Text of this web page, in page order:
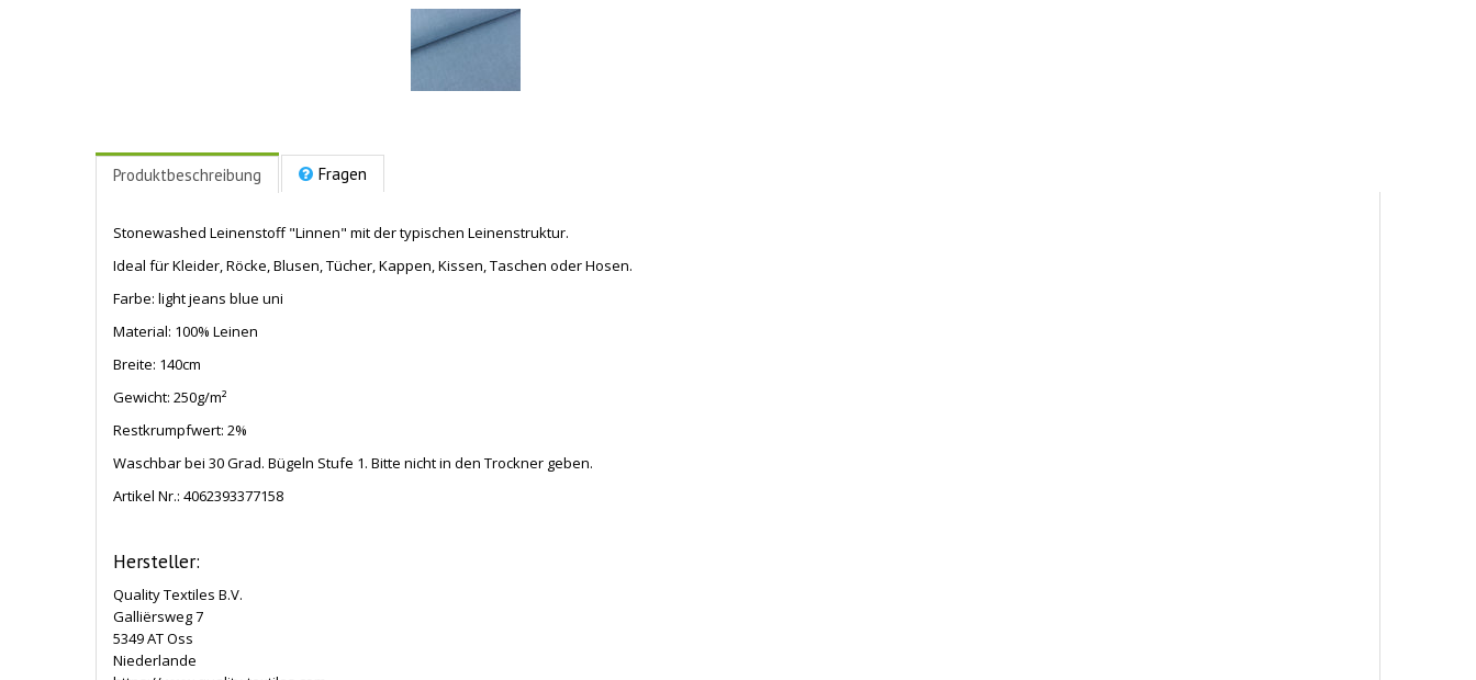
Produktbeschreibung Fragen
Stonewashed Leinenstoff "Linnen" mit der typischen Leinenstruktur.
Ideal für Kleider, Röcke, Blusen, Tücher, Kappen, Kissen, Taschen oder Hosen.
Farbe: light jeans blue uni
Material: 100% Leinen
Breite: 140cm
Gewicht: 250g/m²
Restkrumpfwert: 2%
Waschbar bei 30 Grad. Bügeln Stufe 1. Bitte nicht in den Trockner geben.
Artikel Nr.: 4062393377158
Hersteller:
Quality Textiles B.V.
Galliërsweg 7
5349 AT Oss
Niederlande